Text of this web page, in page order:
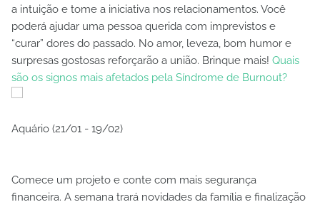
a intuição e tome a iniciativa nos relacionamentos. Você
poderá ajudar uma pessoa querida com imprevistos e
“curar” dores do passado. No amor, leveza, bom humor e
surpresas gostosas reforçarão a união. Brinque mais! Quais
são os signos mais afetados pela Síndrome de Burnout?
Aquário (21/01 - 19/02)
Comece um projeto e conte com mais segurança
financeira. A semana trará novidades da família e finalização